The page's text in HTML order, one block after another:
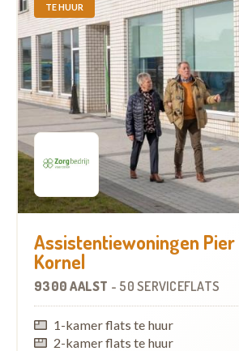
TE HUUR
Assistentiewoningen Pier
Kornel
9300 AALST - 50 SERVICEFLATS
1-kamer flats te huur
2-kamer flats te huur